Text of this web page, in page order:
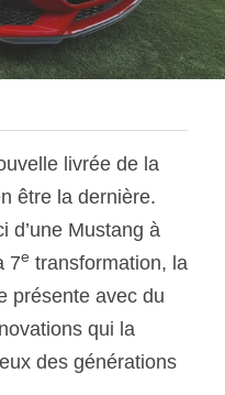
livrée de la
être la dernière.
d’une Mustang à
7e transformation, la
présente avec du
qui la
des générations